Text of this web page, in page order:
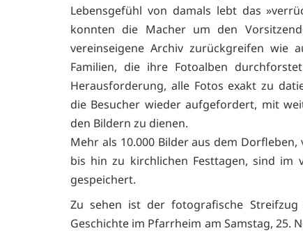
Lebensgefühl von damals lebt das
konnten die Macher um den
vereinseigene Archiv zurückgreifen wie
Familien, die ihre Fotoalben
Herausforderung, alle Fotos exakt zu
die Besucher wieder aufgefordert, mit
den Bildern zu dienen.
Mehr als 10.000 Bilder aus dem
bis hin zu kirchlichen Festtagen, sind im
gespeichert.
Zu sehen ist der fotografische
Geschichte im Pfarrheim am Samstag, 25.